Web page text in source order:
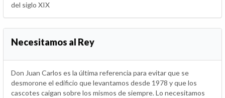
del siglo XIX
Necesitamos al Rey
Don Juan Carlos es la última referencia para evitar que se
desmorone el edificio que levantamos desde 1978 y que los
cascotes caigan sobre los mismos de siempre. Lo necesitamos